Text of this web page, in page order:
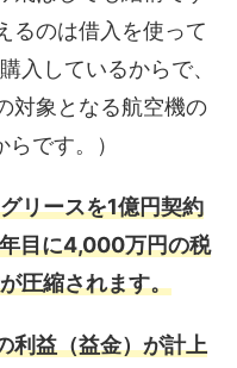
るのは借入を使って
入しているからで、
対象となる航空機の
です。）
リースを1億円契約
目に4,000万円の税
圧縮されます。
利益（益金）が計上